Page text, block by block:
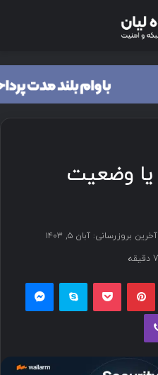
Security Posture یا وضعیت
آخرین بروزرسانی: آبان ۵, ۱۴۰۳
پینتریست پاکت اسکایپ
وایبر